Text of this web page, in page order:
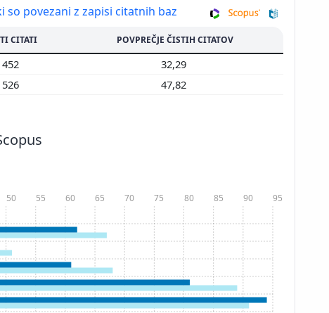
so povezani z zapisi citatnih baz
CITATI POVPREČJE ČISTIH CITATOV
452
32,29
526 47,82
50 55 60 65 70 75 80 85 90 95